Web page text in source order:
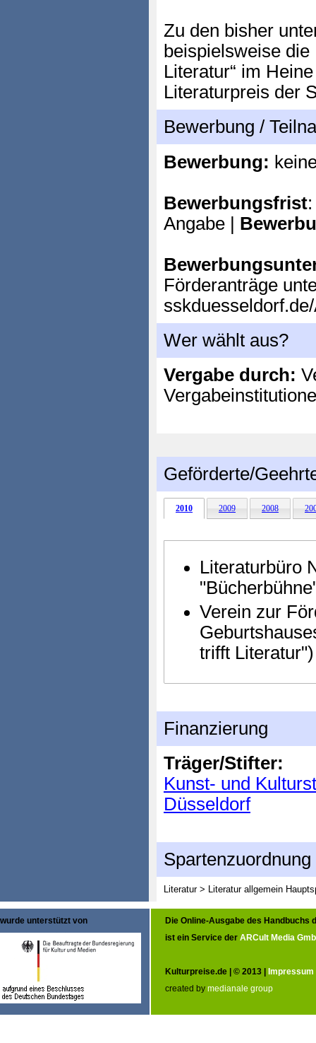
Zu den bisher
beispielsweise die
Literatur“ im
Literaturpreis der
Bewerbung /
Bewerbung:
Bewerbungsfrist
Angabe |
Förderanträge
Wer wählt aus?
Vergabe durch:
Geförderte/
2010 2009 2008
Literaturbüro
Verein zur
trifft Literatur")
Finanzierung
Träger/Stifter:
Kunst- und
Düsseldorf
Spartenzuordnung
Literatur > Literatur allgemein
wurde unterstützt von
Die Online-Ausgabe des Handbuchs
ist ein Service der ARCult Media
Kulturpreise.de | © 2013 | Impressum
created by medianale group